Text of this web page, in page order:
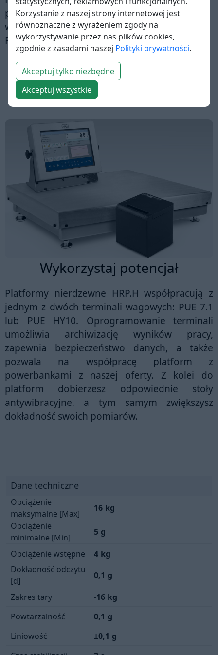
pracować w obszarach zagrożonych
wybuchem, musisz zaopatrzyć się w terminal
PUE HX5.EX.
Wykorzystaj potencjał
Platformy nierdzewne HRP.H współpracują z
jednym z dwóch terminali wagowych: PUE 7.1
lub PUE HY10. Oprogramowanie terminali
umożliwia archiwizację wyników pracy,
zapewnia bezpieczeństwo danych, a także
pozwala na współpracę platform z
powerbankami z naszej oferty. Z kolei do
platform dobierzesz odpowiednie stoły
antywibracyjne, a tym samym zwiększysz
dokładność swoich pomiarów.
Dane techniczne
Obciążenie
maksymalne [Max]
16 kg
Obciążenie
minimalne [Min]
5 g
Obciążenie wstępne 4 kg
Dokładność odczytu
[d]
0,1 g
Zakres tary -16 kg
Powtarzalność
0,1 g
Liniowość
±0,1 g
Korzystanie z naszej strony internetowej jest
równoznaczne z wyrażeniem zgody na
wykorzystywanie przez nas plików cookies,
zgodnie z zasadami naszej Polityki prywatności.
Akceptuj tylko niezbędne
Akceptuj wszystkie